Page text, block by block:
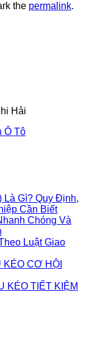
the permalink.
Hải
Ô Tô
Là Gì? Quy Định,
Cần Biết
Chóng Và
Luật Giao
CƠ HỘI
KÉO TIẾT KIỆM